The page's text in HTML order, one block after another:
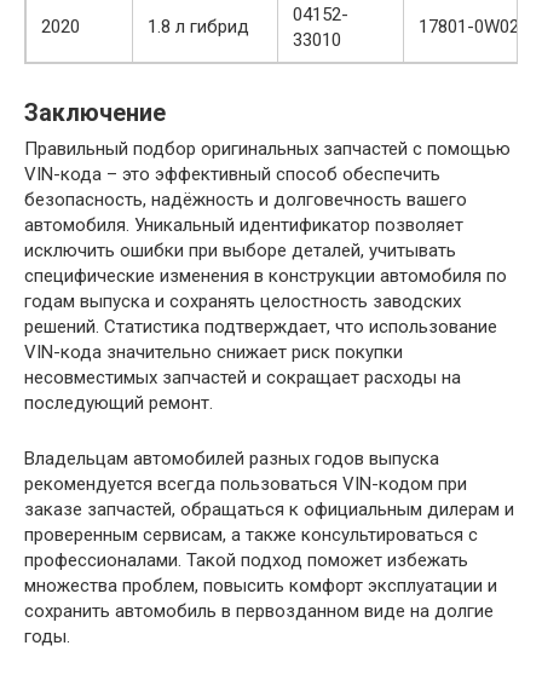
2020 1.8 л гибрид
04152-
33010
17801-0W020
Заключение
Правильный подбор оригинальных запчастей с помощью
VIN-кода – это эффективный способ обеспечить
безопасность, надёжность и долговечность вашего
автомобиля. Уникальный идентификатор позволяет
исключить ошибки при выборе деталей, учитывать
специфические изменения в конструкции автомобиля по
годам выпуска и сохранять целостность заводских
решений. Статистика подтверждает, что использование
VIN-кода значительно снижает риск покупки
несовместимых запчастей и сокращает расходы на
последующий ремонт.
Владельцам автомобилей разных годов выпуска
рекомендуется всегда пользоваться VIN-кодом при
заказе запчастей, обращаться к официальным дилерам и
проверенным сервисам, а также консультироваться с
профессионалами. Такой подход поможет избежать
множества проблем, повысить комфорт эксплуатации и
сохранить автомобиль в первозданном виде на долгие
годы.